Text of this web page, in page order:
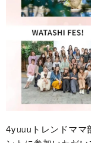
4yuuuトレンドママ